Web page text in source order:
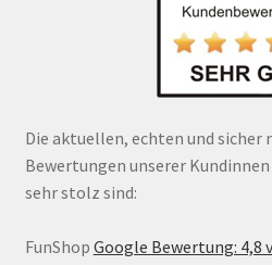
Die aktuellen, echten und sicher
Bewertungen unserer
sehr stolz sind:
FunShop Google Bewertung: 4,8